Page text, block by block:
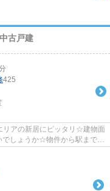
古戸建
425
リアの新居にピッタリ☆建物面
でしょうか☆物件から駅まで徒